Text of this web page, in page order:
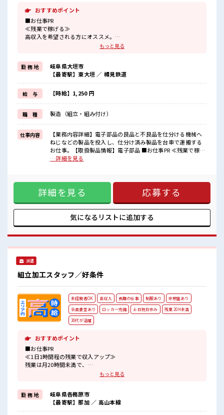
おすすめポイント
■お仕事PR
≪残業で稼げる≫
高収入を希望される方にオススメ。
残業は月20時間以上あります♪
制服があるので、
毎日の服装の悩み解消♪
≪初めての仕事だけど自分にもできそう≫
新しいことにチャレンジするのは不安だけど、
しっかり働く環境が整っています！
イチからスキルUP・ステップUP目指していきましょう！
≪自分に合った期間で働ける≫
福利厚生が整った派遣のお仕事です！
■職場の雰囲気
一緒に働く仲間ともなじみやすい少人数の職場☆
休憩室で楽しくおしゃべり！
ストレス解消☆
もっと見る
勤 務 地
岐阜県大垣市
【最寄駅】東大垣 ／ 樽見鉄道
給 与 【時給】1,250 円
職 種 製造（組立・組み付け）
仕事内容
【業務内容詳細】電子部品の良品と不良品を仕分ける機械へ
ねじなどの製品を投入し、仕分け済み製品を台車で運搬する
お仕事。【取扱製品情報】電子部品 ■お仕事PR ≪残業で稼げ
る≫ 高収入を希望される方にオススメ。 残業は月20時間以上
しいことにチャレンジするのは不安だけど、 しっかり働く環
境が整っています！ イチからスキルUP・ステップUP目指し
ていきましょう！ ≪自分に合った期間で働ける≫ 福利厚生が
整った派遣のお仕事です！ ■職場の雰囲気 一緒に働く仲間と
もなじみやすい少人数の職場☆ 休憩室で楽しくおしゃべり！
ストレス解消☆ 職場にはロッカー完備！ 私物の置きすぎには
…詳細を見る
詳細を見る 応募する
気になるリストに追加する
派遣
組立加工スタッフ／好条件
未経験者OK 高収入 長期の仕事 制服あり
休憩室あり
社員食堂あり
ロッカー完備 土日祝日休み
残業 20H未満
30代が活躍
おすすめポイント
■お仕事PR
≪1日1時間程の残業で収入アップ≫
残業は月20時間未満で、
家族や友人と一緒にプライベート満喫！
制服があると毎日の服選びに悩まずOK♪
≪未経験の方も大カンゲイ≫
新しいことにチャレンジするのは不安だけど、
もっと見る
勤 務 地
岐阜県各務原市
【最寄駅】那加 ／ 高山本線